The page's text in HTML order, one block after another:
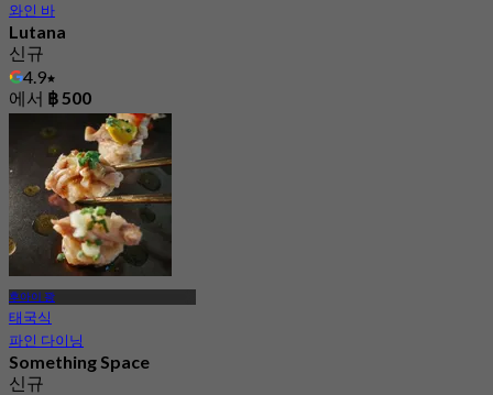
와인 바
Lutana
신규
4.9
에서 ฿ 500
후아이 꽝
태국식
파인 다이닝
Something Space
신규